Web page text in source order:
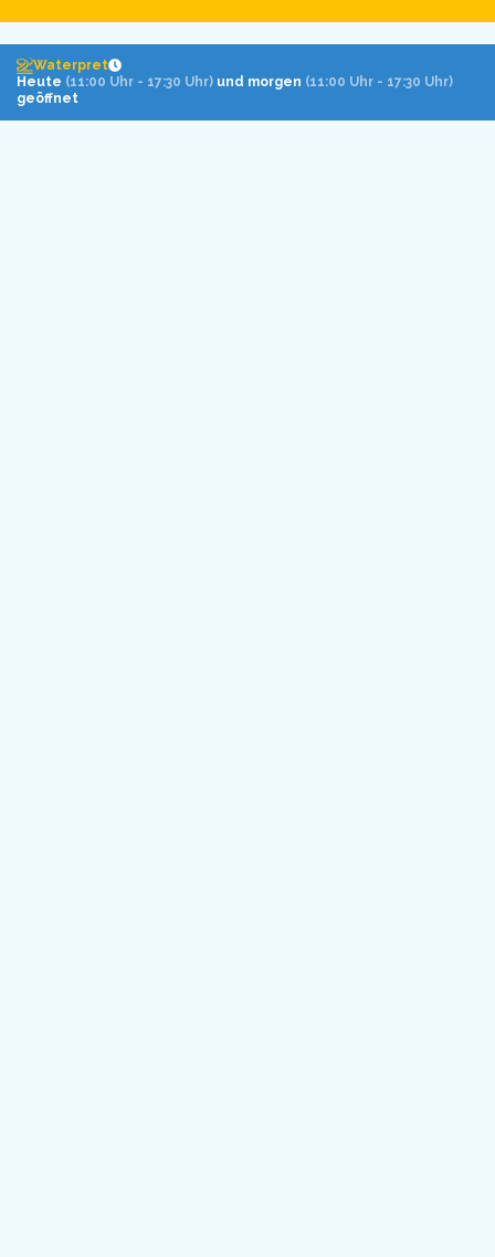
Waterpret
Heute (11:00 Uhr - 17:30 Uhr) und morgen (11:00 Uhr - 17:30 Uhr)
geöffnet